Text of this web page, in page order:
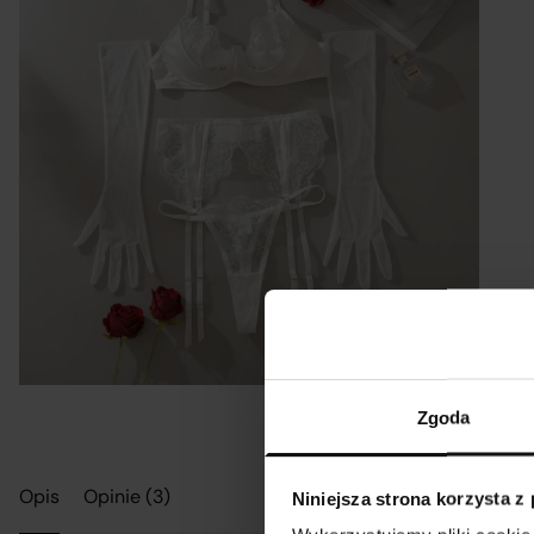
Zgoda
Niniejsza strona korzysta z
Opis Opinie (3)
Tabela
Rozmiar